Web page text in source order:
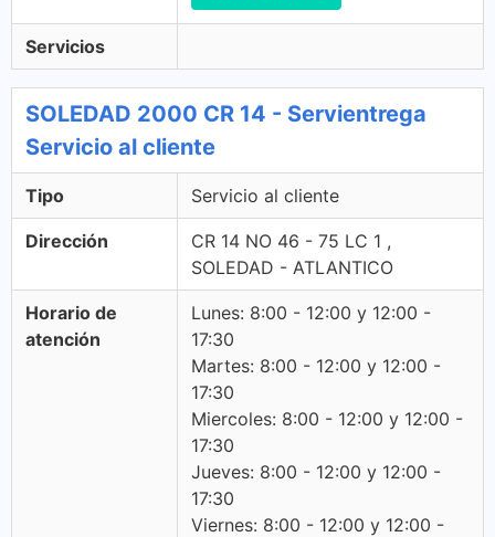
Servicios
SOLEDAD 2000 CR 14 - Servientrega
Servicio al cliente
Tipo Servicio al cliente
Dirección
CR 14 NO 46 - 75 LC 1 ,
SOLEDAD - ATLANTICO
Horario de
atención
Lunes: 8:00 - 12:00 y 12:00 -
17:30
Martes: 8:00 - 12:00 y 12:00 -
17:30
Miercoles: 8:00 - 12:00 y 12:00 -
17:30
Jueves: 8:00 - 12:00 y 12:00 -
17:30
Viernes: 8:00 - 12:00 y 12:00 -